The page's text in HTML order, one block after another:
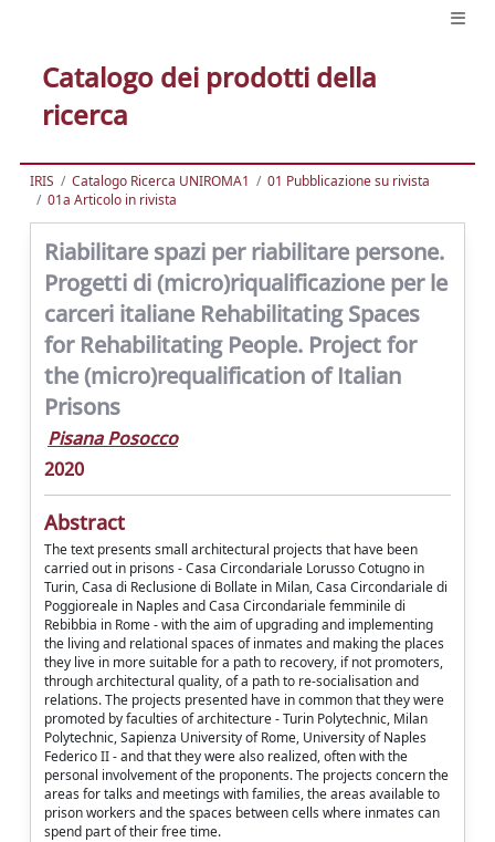
Catalogo dei prodotti della
ricerca
IRIS Catalogo Ricerca UNIROMA1
01 Pubblicazione su rivista
01a Articolo in rivista
Riabilitare spazi per riabilitare persone.
Progetti di (micro)riqualificazione per le
carceri italiane Rehabilitating Spaces
for Rehabilitating People. Project for
the (micro)requalification of Italian
Prisons
Pisana Posocco
2020
Abstract
The text presents small architectural projects that have been
carried out in prisons - Casa Circondariale Lorusso Cotugno in
Turin, Casa di Reclusione di Bollate in Milan, Casa Circondariale di
Poggioreale in Naples and Casa Circondariale femminile di
Rebibbia in Rome - with the aim of upgrading and implementing
the living and relational spaces of inmates and making the places
they live in more suitable for a path to recovery, if not promoters,
through architectural quality, of a path to re-socialisation and
relations. The projects presented have in common that they were
promoted by faculties of architecture - Turin Polytechnic, Milan
Polytechnic, Sapienza University of Rome, University of Naples
Federico II - and that they were also realized, often with the
personal involvement of the proponents. The projects concern the
areas for talks and meetings with families, the areas available to
prison workers and the spaces between cells where inmates can
spend part of their free time.